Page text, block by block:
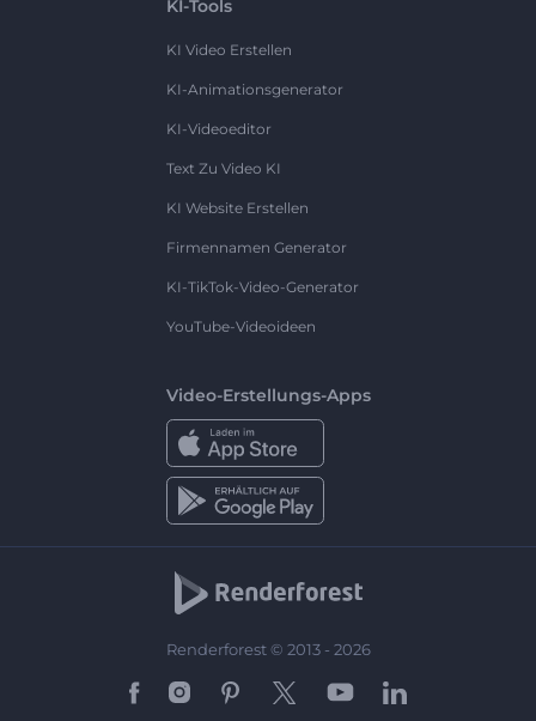
KI-Tools
KI Video Erstellen
KI-Animationsgenerator
KI-Videoeditor
Text Zu Video KI
KI Website Erstellen
Firmennamen Generator
KI-TikTok-Video-Generator
YouTube-Videoideen
Video-Erstellungs-Apps
Renderforest © 2013 - 2026